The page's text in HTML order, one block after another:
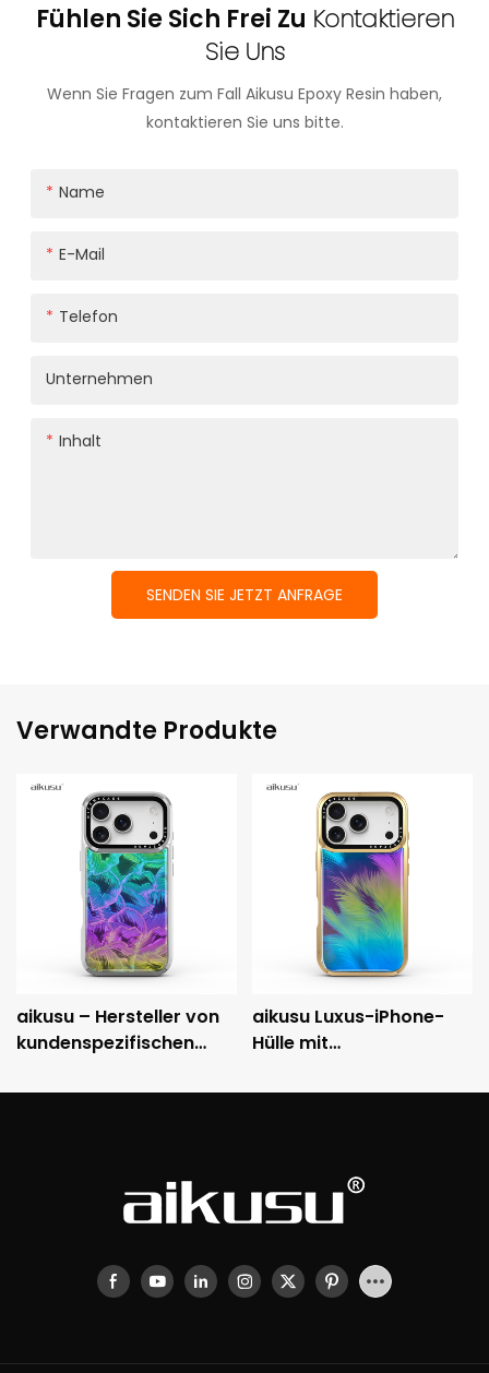
Fühlen Sie Sich Frei Zu Kontaktieren
Sie Uns
Wenn Sie Fragen zum Fall Aikusu Epoxy Resin haben,
kontaktieren Sie uns bitte.
Name
E-Mail
Telefon
Unternehmen
Inhalt
SENDEN SIE JETZT ANFRAGE
Verwandte Produkte
aikusu – Hersteller von
kundenspezifischen
Handyhüllen – 3M-
aikusu Luxus-iPhone-
Hülle mit
metallisch